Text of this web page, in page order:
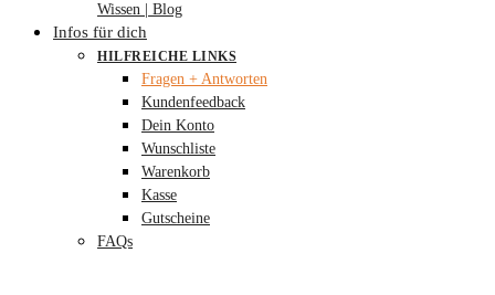
Wissen | Blog
Infos für dich
HILFREICHE LINKS
Fragen + Antworten
Kundenfeedback
Dein Konto
Wunschliste
Warenkorb
Kasse
Gutscheine
FAQs